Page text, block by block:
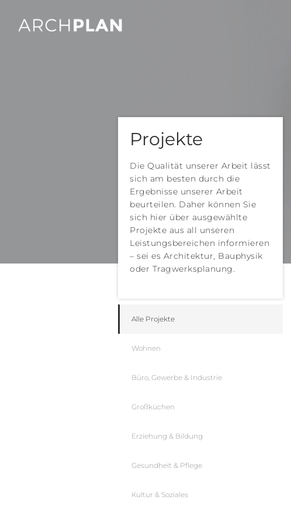
Projekte
Die Qualität unserer Arbeit lässt
sich am besten durch die
Ergebnisse unserer Arbeit
beurteilen. Daher können Sie
sich hier über ausgewählte
Projekte aus all unseren
Leistungsbereichen informieren
– sei es Architektur, Bauphysik
oder Tragwerksplanung.
Alle Projekte
Wohnen
Büro, Gewerbe & Industrie
Großküchen
Erziehung & Bildung
Gesundheit & Pflege
Kultur & Soziales